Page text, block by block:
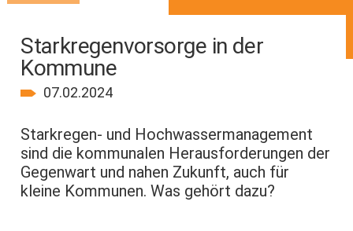
Starkregenvorsorge in der
Kommune
07.02.2024
Starkregen- und Hochwassermanagement
sind die kommunalen Herausforderungen der
Gegenwart und nahen Zukunft, auch für
kleine Kommunen. Was gehört dazu?